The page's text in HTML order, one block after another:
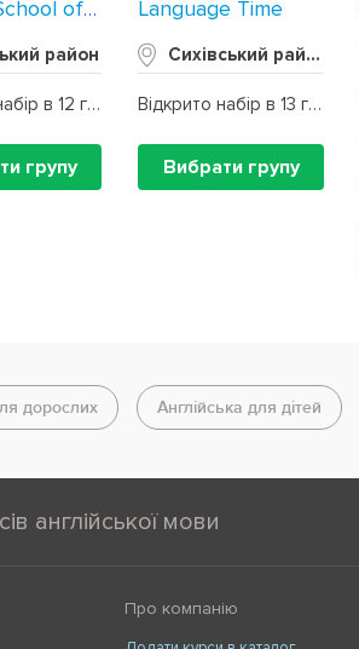
London School of English
район
Відкрито набір в 12 груп
групу
Language Time
Сихівський район
Відкрито набір в 13 груп
Вибрати групу
дорослих Англійська для дітей
англійської мови
Про компанію